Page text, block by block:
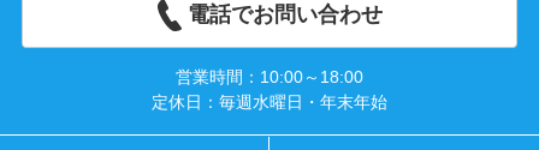
電話でお問い合わせ
営業時間：10:00～18:00
定休日：毎週水曜日・年末年始